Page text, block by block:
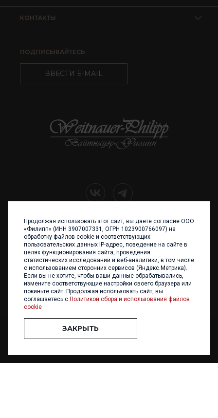
КОНТАКТЫ
ПОДПИСЫВАЙТЕСЬ
ВВЕСТИ E-MAIL
+7 (4012) 960 898
236017 Калининград,
ул. Каштановая аллея, 47
Телефон: +7 4012 960 898,
+7 4012 960 856
Написать нам
ООО «ФИЛИПП» © 2013 - 2026. Все права защищены
Разработка и
Продолжая использовать этот сайт, вы даете согласие ООО
«Филипп» (ИНН 3907007331, ОГРН 1023900766097) на
обработку файлов cookie и соответствующих
пользовательских данных IP-адрес, поведение на сайте в
целях функционирования сайта, проведения
статистических исследований и веб-аналитики, в том числе
с использованием сторонних сервисов (Яндекс.Метрика).
Если вы не хотите, чтобы ваши данные обрабатывались,
измените соответствующие настройки своего браузера или
покиньте сайт. Продолжая использовать сайт, вы
соглашаетесь с Политикой сбора и использования файлов
cookie
ЗАКРЫТЬ